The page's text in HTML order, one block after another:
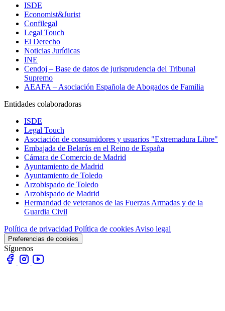
ISDE
Economist&Jurist
Confilegal
Legal Touch
El Derecho
Noticias Jurídicas
INE
Cendoj – Base de datos de jurisprudencia del Tribunal
Supremo
AEAFA – Asociación Española de Abogados de Familia
Entidades colaboradoras
ISDE
Legal Touch
Asociación de consumidores y usuarios "Extremadura Libre"
Embajada de Belarús en el Reino de España
Cámara de Comercio de Madrid
Ayuntamiento de Madrid
Ayuntamiento de Toledo
Arzobispado de Toledo
Arzobispado de Madrid
Hermandad de veteranos de las Fuerzas Armadas y de la
Guardia Civil
Política de privacidad Política de cookies Aviso legal
Preferencias de cookies
Síguenos